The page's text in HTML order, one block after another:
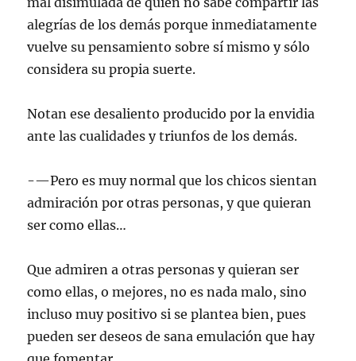
alegrías de los demás porque inmediatamente
vuelve su pensamiento sobre sí mismo y sólo
considera su propia suerte.
Notan ese desaliento producido por la envidia
ante las cualidades y triunfos de los demás.
-—Pero es muy normal que los chicos sientan
admiración por otras personas, y que quieran
ser como ellas…
Que admiren a otras personas y quieran ser
como ellas, o mejores, no es nada malo, sino
incluso muy positivo si se plantea bien, pues
pueden ser deseos de sana emulación que hay